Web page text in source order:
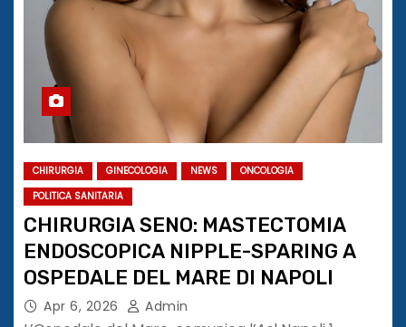
CHIRURGIA GINECOLOGIA NEWS
ONCOLOGIA
POLITICA SANITARIA
CHIRURGIA SENO: MASTECTOMIA
ENDOSCOPICA NIPPLE-SPARING A
OSPEDALE DEL MARE DI NAPOLI
Apr 6, 2026 Admin